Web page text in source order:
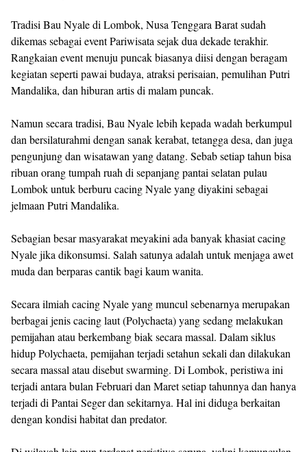
Tradisi Bau Nyale di Lombok, Nusa Tenggara Barat sudah
dikemas sebagai event Pariwisata sejak dua dekade terakhir.
Rangkaian event menuju puncak biasanya diisi dengan beragam
kegiatan seperti pawai budaya, atraksi perisaian, pemulihan Putri
Mandalika, dan hiburan artis di malam puncak.
Namun secara tradisi, Bau Nyale lebih kepada wadah berkumpul
dan bersilaturahmi dengan sanak kerabat, tetangga desa, dan juga
pengunjung dan wisatawan yang datang. Sebab setiap tahun bisa
ribuan orang tumpah ruah di sepanjang pantai selatan pulau
Lombok untuk berburu cacing Nyale yang diyakini sebagai
jelmaan Putri Mandalika.
Sebagian besar masyarakat meyakini ada banyak khasiat cacing
Nyale jika dikonsumsi. Salah satunya adalah untuk menjaga awet
muda dan berparas cantik bagi kaum wanita.
Secara ilmiah cacing Nyale yang muncul sebenarnya merupakan
berbagai jenis cacing laut (Polychaeta) yang sedang melakukan
pemijahan atau berkembang biak secara massal. Dalam siklus
hidup Polychaeta, pemijahan terjadi setahun sekali dan dilakukan
secara massal atau disebut swarming. Di Lombok, peristiwa ini
terjadi antara bulan Februari dan Maret setiap tahunnya dan hanya
terjadi di Pantai Seger dan sekitarnya. Hal ini diduga berkaitan
dengan kondisi habitat dan predator.